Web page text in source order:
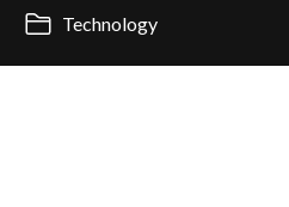
Technology